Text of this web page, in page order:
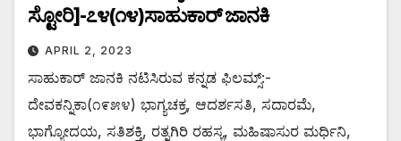
ಸ್ಟೋರಿ]-೭೪(೧೪)ಸಾಹುಕಾರ್ ಜಾನಕಿ
APRIL 2, 2023
ಸಾಹುಕಾರ್ ಜಾನಕಿ ನಟಿಸಿರುವ ಕನ್ನಡ ಫಿಲಮ್ಸ್:-
ದೇವಕನ್ನಿಕಾ(೧೯೫೪) ಭಾಗ್ಯಚಕ್ರ, ಆದರ್ಶಸತಿ, ಸದಾರಮೆ,
ಭಾಗ್ಯೋದಯ, ಸತಿಶಕ್ತಿ, ರತ್ನಗಿರಿ ರಹಸ್ಯ, ಮಹಿಷಾಸುರ ಮರ್ಧಿನಿ,